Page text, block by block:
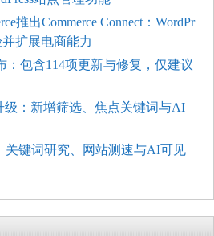
推出Commerce Connect：WordPr
扩展电商能力
：包含114项更新与修复，仅建议
级：新增筛选、焦点关键词与AI
关键词研究、网站测速与AI可见